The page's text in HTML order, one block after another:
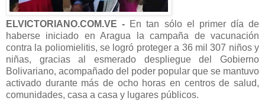
ELVICTORIANO.COM.VE - En tan sólo el primer día de
haberse iniciado en Aragua la campaña de vacunación
contra la poliomielitis, se logró proteger a 36 mil 307 niños y
niñas, gracias al esmerado despliegue del Gobierno
Bolivariano, acompañado del poder popular que se mantuvo
activado durante más de ocho horas en centros de salud,
comunidades, casa a casa y lugares públicos.